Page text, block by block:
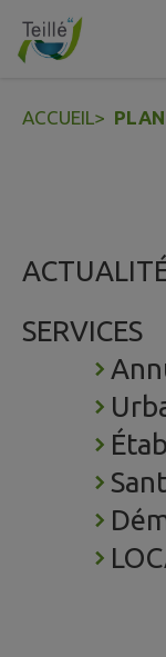
Contenu
ACCUEIL>
SERVICES